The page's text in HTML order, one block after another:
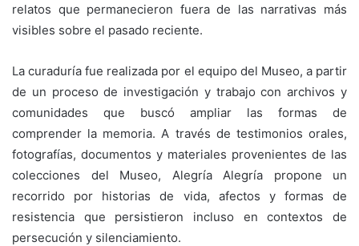
relatos que permanecieron fuera de las narrativas más
visibles sobre el pasado reciente.
La curaduría fue realizada por el equipo del Museo, a partir
de un proceso de investigación y trabajo con archivos y
comunidades que buscó ampliar las formas de
comprender la memoria. A través de testimonios orales,
fotografías, documentos y materiales provenientes de las
colecciones del Museo, Alegría Alegría propone un
recorrido por historias de vida, afectos y formas de
resistencia que persistieron incluso en contextos de
persecución y silenciamiento.